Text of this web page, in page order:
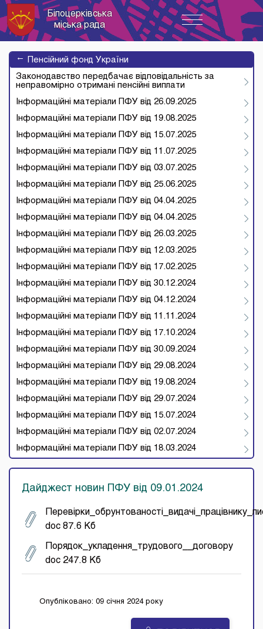
Toggle
navigation
Білоцерківська
міська рада
→
Пенсійний фонд України
Законодавство передбачає відповідальність за
неправомірно отримані пенсійні виплати
Інформаційні матеріали ПФУ від 26.09.2025
Інформаційні матеріали ПФУ від 19.08.2025
Інформаційні матеріали ПФУ від 15.07.2025
Інформаційні матеріали ПФУ від 11.07.2025
Інформаційні матеріали ПФУ від 03.07.2025
Інформаційні матеріали ПФУ від 25.06.2025
Інформаційні матеріали ПФУ від 04.04.2025
Інформаційні матеріали ПФУ від 04.04.2025
Інформаційні матеріали ПФУ від 26.03.2025
Інформаційні матеріали ПФУ від 12.03.2025
Інформаційні матеріали ПФУ від 17.02.2025
Інформаційні матеріали ПФУ від 30.12.2024
Інформаційні матеріали ПФУ від 04.12.2024
Інформаційні матеріали ПФУ від 11.11.2024
Інформаційні матеріали ПФУ від 17.10.2024
Інформаційні матеріали ПФУ від 30.09.2024
Інформаційні матеріали ПФУ від 29.08.2024
Інформаційні матеріали ПФУ від 19.08.2024
Інформаційні матеріали ПФУ від 29.07.2024
Інформаційні матеріали ПФУ від 15.07.2024
Інформаційні матеріали ПФУ від 02.07.2024
Інформаційні матеріали ПФУ від 18.03.2024
Дайджест новин ПФУ від 09.01.2024
doc 87.6 Кб
Порядок_укладення_трудового__договору
doc 247.8 Кб
Опубліковано: 09 січня 2024 року